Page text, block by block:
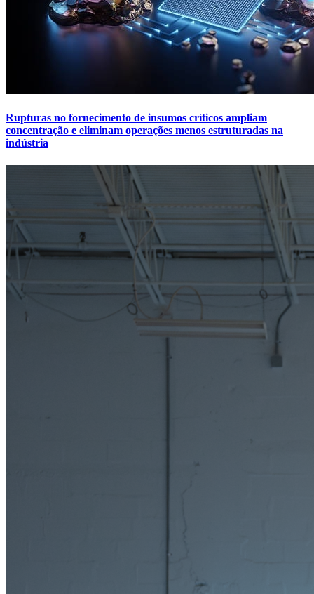
Rupturas no fornecimento de insumos críticos ampliam
concentração e eliminam operações menos estruturadas na
indústria